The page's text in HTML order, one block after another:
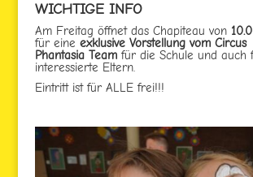
WICHTIGE INFO
Am Freitag öffnet das Chapiteau von
für eine exklusive Vorstellung vom Circus
Phantasia Teamfür die Schule und auch
interessierte Eltern.
Eintritt ist für ALLE frei!!!